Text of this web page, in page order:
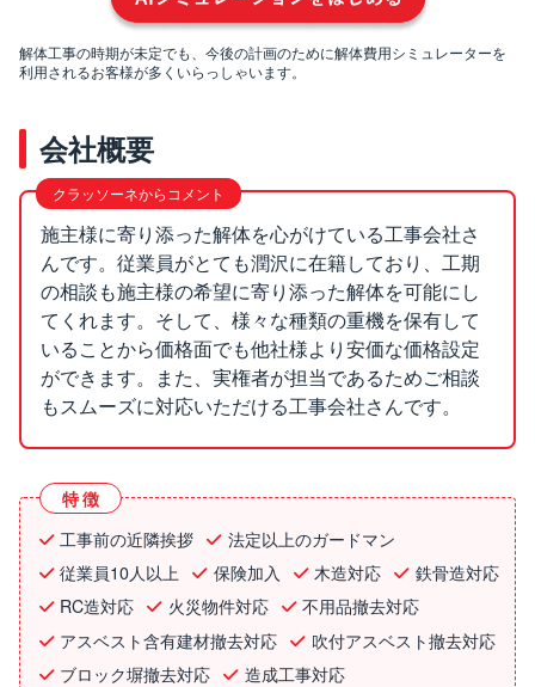
解体工事の時期が未定でも、今後の計画のために解体費用シミュレーターを
利用されるお客様が多くいらっしゃいます。
会社概要
施主様に寄り添った解体を心がけている工事会社さ
んです。従業員がとても潤沢に在籍しており、工期
の相談も施主様の希望に寄り添った解体を可能にし
てくれます。そして、様々な種類の重機を保有して
いることから価格面でも他社様より安価な価格設定
ができます。また、実権者が担当であるためご相談
もスムーズに対応いただける工事会社さんです。
特徴
工事前の近隣挨拶
法定以上のガードマン
従業員10人以上
保険加入 木造対応
鉄骨造対応
RC造対応
火災物件対応
不用品撤去対応
アスベスト含有建材撤去対応
吹付アスベスト撤去対応
ブロック塀撤去対応
造成工事対応